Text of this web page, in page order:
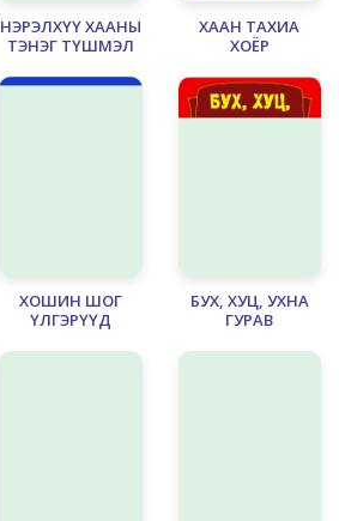
НЭРЭЛХҮҮ ХААНЫ
ТЭНЭГ ТҮШМЭЛ
ХААН ТАХИА
ХОЁР
ХОШИН ШОГ
ҮЛГЭРҮҮД
БУХ, ХУЦ, УХНА
ГУРАВ